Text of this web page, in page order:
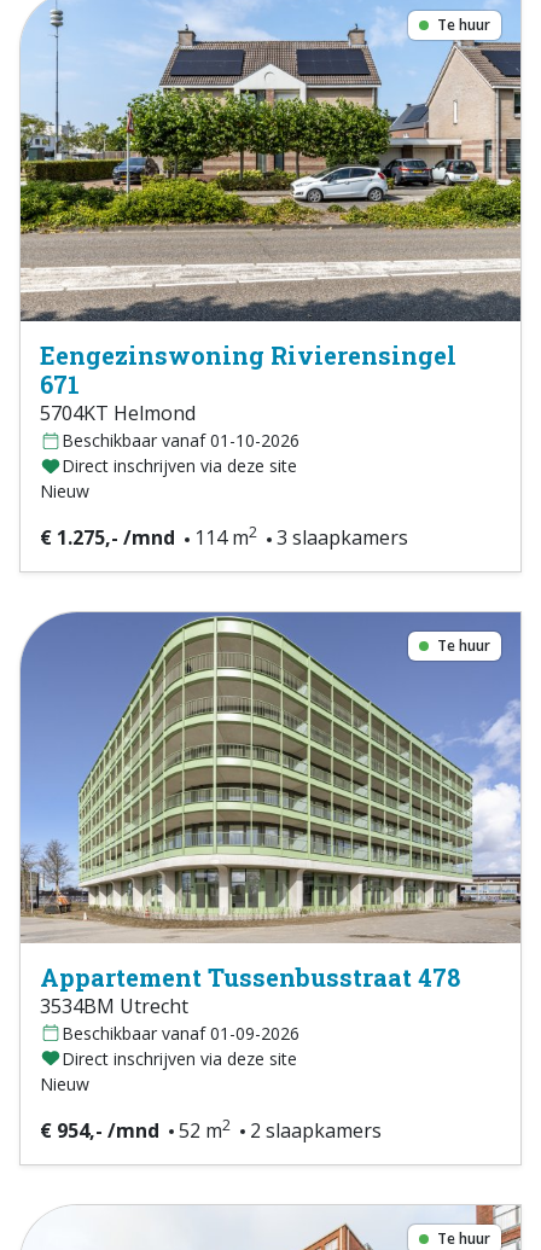
Te huur
Eengezinswoning Rivierensingel
671
5704KT Helmond
Beschikbaar vanaf 01-10-2026
Direct inschrijven via deze site
Nieuw
€ 1.275,- /mnd 114 m2 3 slaapkamers
Te huur
Appartement Tussenbusstraat 478
3534BM Utrecht
Beschikbaar vanaf 01-09-2026
Direct inschrijven via deze site
Nieuw
€ 954,- /mnd 52 m2 2 slaapkamers
Te huur